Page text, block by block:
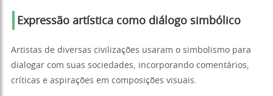
Expressão artística como diálogo simbólico
Artistas de diversas civilizações usaram o simbolismo para
dialogar com suas sociedades, incorporando comentários,
críticas e aspirações em composições visuais.